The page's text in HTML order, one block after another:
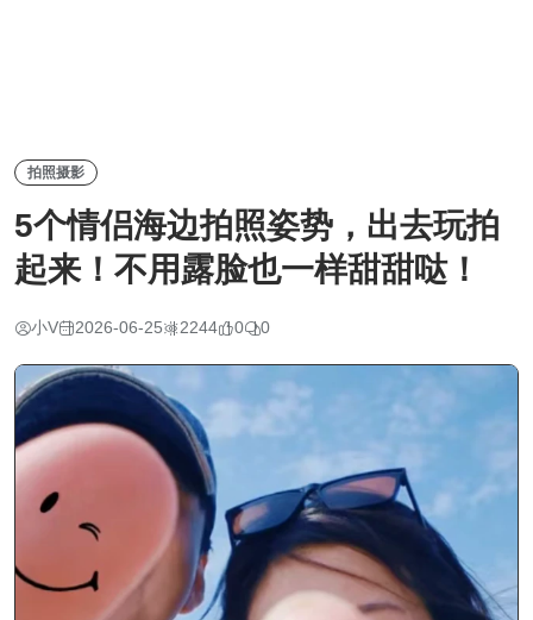
拍照摄影
5个情侣海边拍照姿势，出去玩拍
起来！不用露脸也一样甜甜哒！
小V 2026-06-25 2244 0 0